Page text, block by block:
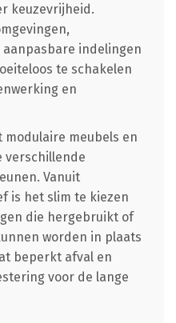
keuzevrijheid.
indelingen
te schakelen
en
meubels en
verschillende
Vanuit
is het slim te kiezen
die hergebruikt of
worden in plaats
beperkt afval en
voor de lange